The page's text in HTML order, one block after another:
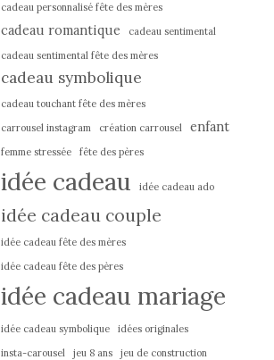
cadeau personnalisé fête des mères
cadeau romantique
cadeau sentimental
cadeau sentimental fête des mères
cadeau symbolique
cadeau touchant fête des mères
carrousel instagram
création carrousel enfant
femme stressée fête des pères
idée cadeau idée cadeau ado
idée cadeau couple
idée cadeau fête des mères
idée cadeau fête des pères
idée cadeau mariage
idée cadeau symbolique
idées originales
insta-carousel
jeu 8 ans jeu de construction